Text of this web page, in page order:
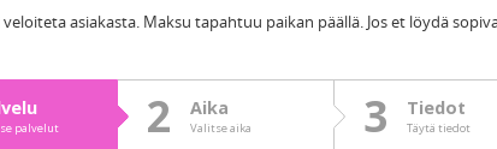
asiakasta. Maksu tapahtuu paikan päällä. Jos et löydä